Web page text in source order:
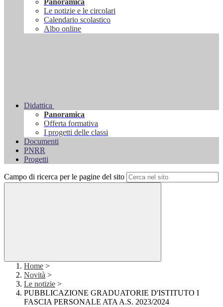
Panoramica
Le notizie e le circolari
Calendario scolastico
Albo online
Didattica
Panoramica
Offerta formativa
I progetti delle classi
Documenti
PNRR
Progetti
Campo di ricerca per le pagine del sito
Home >
Novità >
Le notizie >
PUBBLICAZIONE GRADUATORIE D'ISTITUTO I
FASCIA PERSONALE ATA A.S. 2023/2024